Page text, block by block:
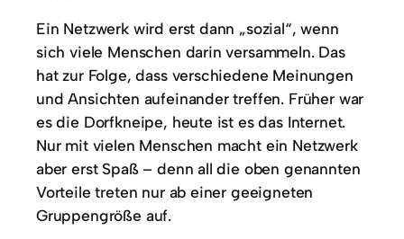
Ein Netzwerk wird erst dann „sozial“, wenn
sich viele Menschen darin versammeln. Das
hat zur Folge, dass verschiedene Meinungen
und Ansichten aufeinander treffen. Früher war
es die Dorfkneipe, heute ist es das Internet.
Nur mit vielen Menschen macht ein Netzwerk
aber erst Spaß – denn all die oben genannten
Vorteile treten nur ab einer geeigneten
Gruppengröße auf.